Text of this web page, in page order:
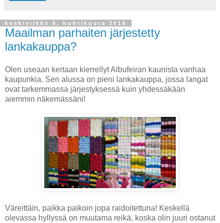
keskiviikko 6. huhtikuuta 2016
Maailman parhaiten järjestetty
lankakauppa?
Olen useaan kertaan kierrellyt Albufeiran kaunista vanhaa
kaupunkia. Sen alussa on pieni lankakauppa, jossa langat
ovat tarkemmassa järjestyksessä kuin yhdessäkään
aiemmin näkemässäni!
Väreittäin, paikka paikoin jopa raidoitettuna! Keskellä
olevassa hyllyssä on muutama reikä, koska olin juuri ostanut